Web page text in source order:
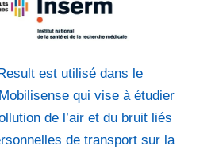
est utilisé dans le
qui vise à étudier
de l’air et du bruit liés
de transport sur la